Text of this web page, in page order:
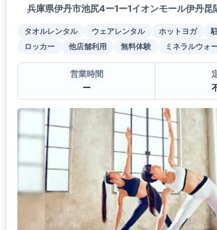
兵庫県伊丹市池尻4ー1ー1イオンモール伊丹昆
タオルレンタル ウェアレンタル ホットヨガ
ロッカー
他店舗利用 無料体験 ミネラルウォ
営業時間
ー